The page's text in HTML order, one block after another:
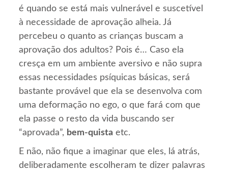
é quando se está mais vulnerável e suscetível
à necessidade de aprovação alheia. Já
percebeu o quanto as crianças buscam a
aprovação dos adultos? Pois é… Caso ela
cresça em um ambiente aversivo e não supra
essas necessidades psíquicas básicas, será
bastante provável que ela se desenvolva com
uma deformação no ego, o que fará com que
ela passe o resto da vida buscando ser
“aprovada”, bem-quista etc.
E não, não fique a imaginar que eles, lá atrás,
deliberadamente escolheram te dizer palavras